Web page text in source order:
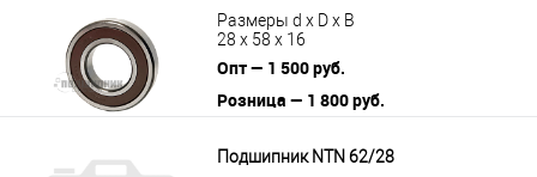
Размеры d x D x B
28 x 58 x 16
Опт — 1 500 руб.
Розница — 1 800 руб.
Подшипник NTN 62/28